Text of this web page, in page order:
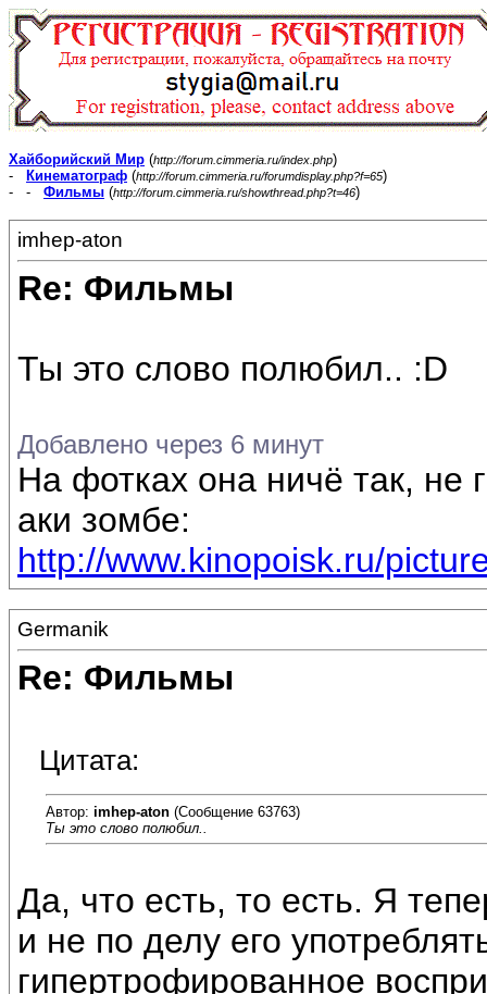
Хайборийский Мир (http://forum.cimmeria.ru/index.php)
-
Кинематограф (http://forum.cimmeria.ru/forumdisplay.php?f=65)
- - Фильмы (http://forum.cimmeria.ru/showthread.php?t=46)
imhep-aton
Re: Фильмы
Ты это слово полюбил.. :D
Добавлено через 6 минут
На фотках она ничё так, не
аки зомбе:
http://www.kinopoisk.ru/
Germanik
Re: Фильмы
Цитата:
Автор: imhep-aton (Сообщение 63763)
Ты это слово полюбил..
Да, что есть, то есть. Я
и не по делу его
гипертрофированное